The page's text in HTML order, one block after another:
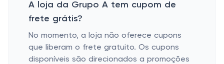
A loja da Grupo A tem cupom de
frete grátis?
No momento, a loja não oferece cupons
que liberam o frete gratuito. Os cupons
disponíveis são direcionados a promoções